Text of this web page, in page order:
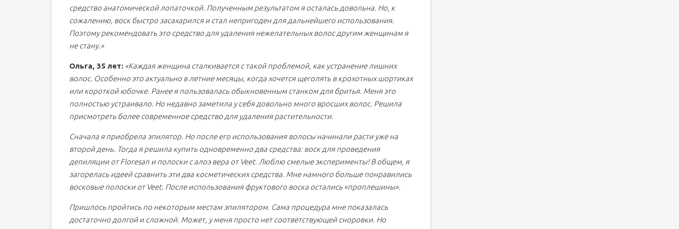
средство анатомической лопаточкой. Полученным результатом я осталась довольна. Но, к
сожалению, воск быстро засахарился и стал непригоден для дальнейшего использования.
Поэтому рекомендовать это средство для удаления нежелательных волос другим женщинам я
не стану.»
Ольга, 35 лет: «Каждая женщина сталкивается с такой проблемой, как устранение лишних
волос. Особенно это актуально в летние месяцы, когда хочется щеголять в крохотных шортиках
или короткой юбочке. Ранее я пользовалась обыкновенным станком для бритья. Меня это
полностью устраивало. Но недавно заметила у себя довольно много вросших волос. Решила
присмотреть более современное средство для удаления растительности.
Сначала я приобрела эпилятор. Но после его использования волосы начинали расти уже на
второй день. Тогда я решила купить одновременно два средства: воск для проведения
депиляции от Floresan и полоски с алоэ вера от Veet. Люблю смелые эксперименты! В общем, я
загорелась идеей сравнить эти два косметических средства. Мне намного больше понравились
восковые полоски от Veet. После использования фруктового воска остались «проплешины».
Пришлось пройтись по некоторым местам эпилятором. Сама процедура мне показалась
достаточно долгой и сложной. Может, у меня просто нет соответствующей сноровки. Но